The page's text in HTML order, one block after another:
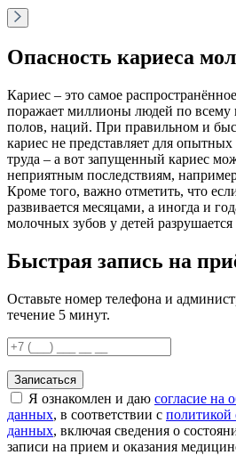
Опасность кариеса
Кариес – это самое
поражает миллионы людей по всему
полов, наций. При правильном и
кариес не представляет для
труда – а вот запущенный кариес
неприятным последствиям,
Кроме того, важно отметить, что
развивается месяцами, а иногда и
молочных зубов у детей разрушается
Быстрая запись на
Оставьте номер телефона и
течение 5 минут.
Записаться
Я ознакомлен и даю согласие на
данных, в соответствии с политикой
данных, включая сведения о
записи на прием и оказания